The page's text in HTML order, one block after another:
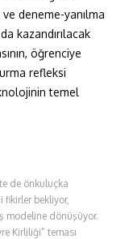
deneme-yanılma
kazandırılacak
öğrenciye
refleksi
temel
de önkuluçka
fikirler bekliyor,
modeline dönüşüyor.
Kirliliği” teması